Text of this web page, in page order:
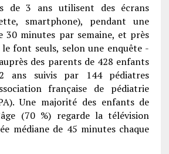
de 3 ans utilisent des écrans
smartphone), pendant une
30 minutes par ­semaine, et près
le font seuls, selon une enquête
des parents de 428 enfants
ans suivis par 144 pédiatres
française de pédiatrie
Une majorité des enfants de
(70 %) regarde la télévision
médiane de 45 minutes chaque